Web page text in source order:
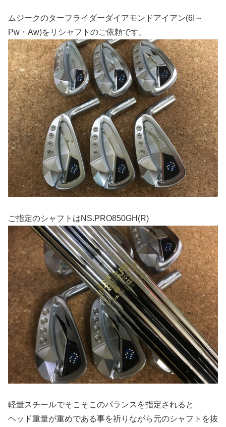
ムジークのターフライダーダイアモンドアイアン(6I～
Pw・Aw)をリシャフトのご依頼です。
ご指定のシャフトはNS.PRO850GH(R)
軽量スチールでそこそこのバランスを指定されると
ヘッド重量が重めである事を祈りながら元のシャフトを抜